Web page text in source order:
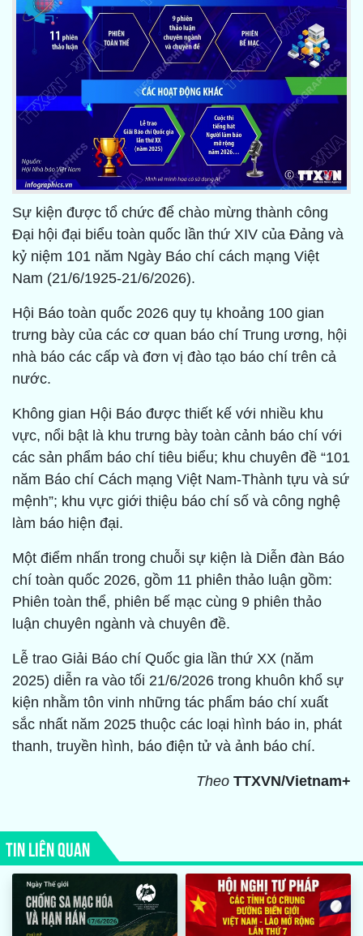
Sự kiện được tổ chức để chào mừng thành công
Đại hội đại biểu toàn quốc lần thứ XIV của Đảng và
kỷ niệm 101 năm Ngày Báo chí cách mạng Việt
Nam (21/6/1925-21/6/2026).
Hội Báo toàn quốc 2026 quy tụ khoảng 100 gian
trưng bày của các cơ quan báo chí Trung ương, hội
nhà báo các cấp và đơn vị đào tạo báo chí trên cả
nước.
Không gian Hội Báo được thiết kế với nhiều khu
vực, nổi bật là khu trưng bày toàn cảnh báo chí với
các sản phẩm báo chí tiêu biểu; khu chuyên đề “101
năm Báo chí Cách mạng Việt Nam-Thành tựu và sứ
mệnh”; khu vực giới thiệu báo chí số và công nghệ
làm báo hiện đại.
Một điểm nhấn trong chuỗi sự kiện là Diễn đàn Báo
chí toàn quốc 2026, gồm 11 phiên thảo luận gồm:
Phiên toàn thể, phiên bế mạc cùng 9 phiên thảo
luận chuyên ngành và chuyên đề.
Lễ trao Giải Báo chí Quốc gia lần thứ XX (năm
2025) diễn ra vào tối 21/6/2026 trong khuôn khổ sự
kiện nhằm tôn vinh những tác phẩm báo chí xuất
sắc nhất năm 2025 thuộc các loại hình báo in, phát
thanh, truyền hình, báo điện tử và ảnh báo chí.
Theo TTXVN/Vietnam+
TIN LIÊN QUAN